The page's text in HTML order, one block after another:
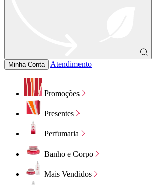
Minha Conta Atendimento
Promoções
Presentes
Perfumaria
Banho e Corpo
Mais Vendidos